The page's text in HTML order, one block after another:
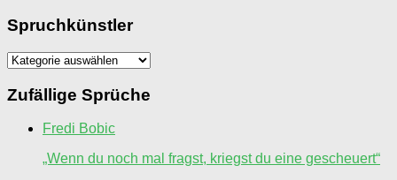
Spruchkünstler
Spruchkünstler
Zufällige Sprüche
Fredi Bobic
„Wenn du noch mal fragst, kriegst du eine gescheuert“